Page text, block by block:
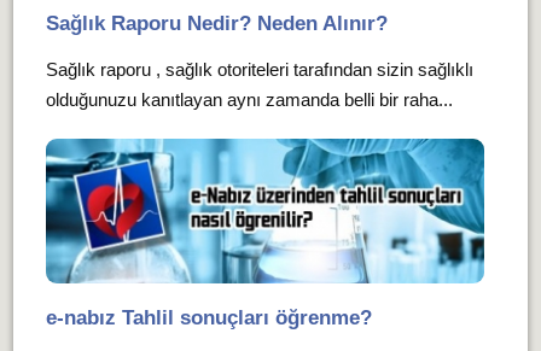
Sağlık Raporu Nedir? Neden Alınır?
Sağlık raporu , sağlık otoriteleri tarafından sizin sağlıklı
olduğunuzu kanıtlayan aynı zamanda belli bir raha...
e-nabız Tahlil sonuçları öğrenme?